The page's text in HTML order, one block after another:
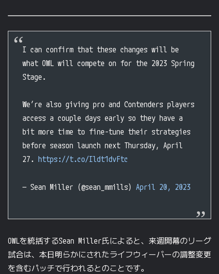
I can confirm that these changes will be
what OWL will compete on for the 2023 Spring
Stage.
We’re also giving pro and Contenders players
access a couple days early so they have a
bit more time to fine-tune their strategies
before season launch next Thursday, April
27. https://t.co/Ildt1dvFtc
— Sean Miller (@sean_mmills) April 20, 2023
OWLを統括するSean Miller氏によると、来週開幕のリーグ
試合は、本日明らかにされたライフウィーバーの調整変更
を含むパッチで行われるとのことです。